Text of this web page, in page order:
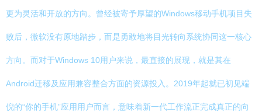
更为灵活和开放的方向。曾经被寄予厚望的Windows移动手机项目失
败后，微软没有原地踏步，而是勇敢地将目光转向系统协同这一核心
方向。而对于Windows 10用户来说，最直接的展现，就是其在
Android迁移及应用兼容整合方面的资源投入。2019年起就已初见端
倪的“你的手机”应用用户而言，意味着新一代工作流正完成真正的向